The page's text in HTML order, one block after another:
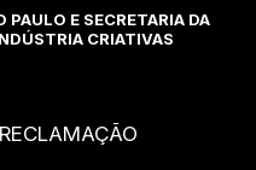
PAULO E SECRETARIA DA
CRIATIVAS